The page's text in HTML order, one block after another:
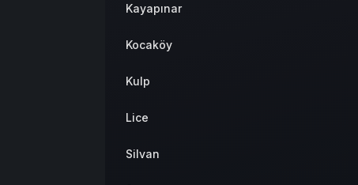
Kayapınar
Kocaköy
Kulp
Lice
Silvan